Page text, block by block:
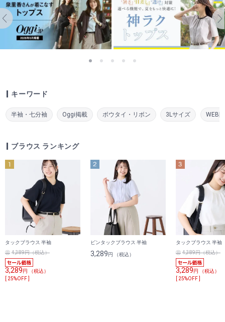
キーワード
半袖・七分袖 Oggi掲載 ボウタイ・リボン 3Lサイズ WEB
ブラウス ランキング
タックブラウス 半袖
4,389円（税込）
3,289円 （税込）
[ 25%OFF ]
ピンタックブラウス 半袖
3,289円 （税込）
タックブラウス 半袖
4,389円（税込）
3,289円 （税込）
[ 25%OFF ]